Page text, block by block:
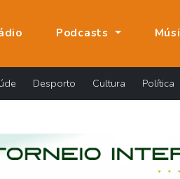
Podcasts
Desporto Cultura Política